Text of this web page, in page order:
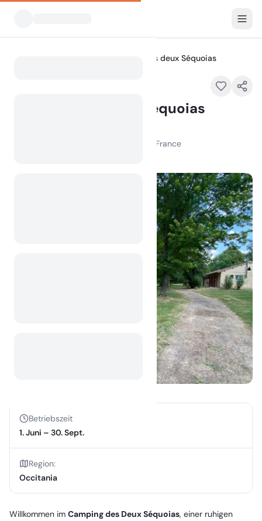
Camping des deux Séquoias
Camping des deux Séquoias
Les Maillacs Bas, D999 12230 Nant, France
Betriebszeit
1. Juni – 30. Sept.
Region:
Occitania
Willkommen im Camping des Deux Séquoias, einer ruhigen